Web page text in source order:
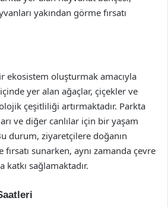
yakından görme fırsatı
ekosistem oluşturmak amacıyla
içinde yer alan ağaçlar, çiçekler ve
çeşitliliği artırmaktadır. Parkta
ve diğer canlılar için bir yaşam
durum, ziyaretçilere doğanın
sunarken, aynı zamanda çevre
katkı sağlamaktadır.